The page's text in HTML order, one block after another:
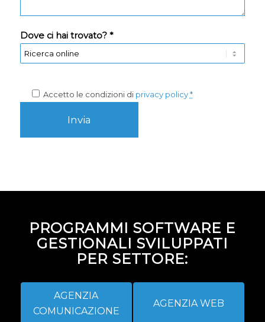
Dove ci hai trovato? *
Accetto le condizioni di privacy policy *
PROGRAMMI SOFTWARE E
GESTIONALI SVILUPPATI
PER SETTORE:
AGENZIA
COMUNICAZIONE
AGENZIA WEB